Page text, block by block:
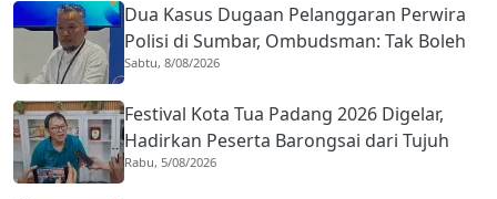
Dua Kasus Dugaan Pelanggaran Perwira
Polisi di Sumbar, Ombudsman: Tak Boleh
Ada Toleransi
Sabtu, 8/08/2026
Festival Kota Tua Padang 2026 Digelar,
Hadirkan Peserta Barongsai dari Tujuh
Negara
Rabu, 5/08/2026